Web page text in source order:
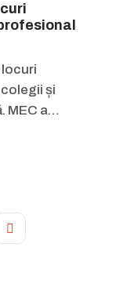
locuri
și
MEC a…